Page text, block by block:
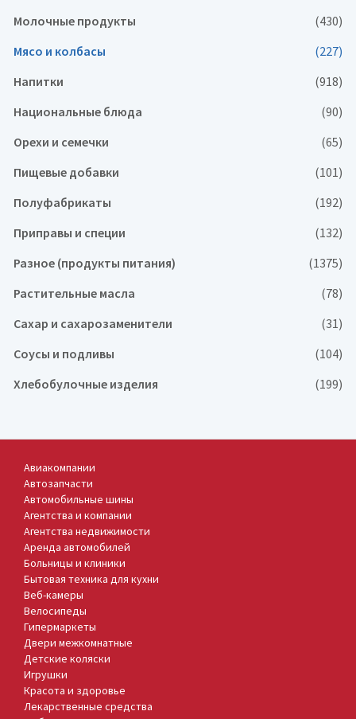
Молочные продукты
(430)
Мясо и колбасы
(227)
Напитки
(918)
Национальные блюда
(90)
Орехи и семечки
(65)
Пищевые добавки
(101)
Полуфабрикаты
(192)
Приправы и специи
(132)
Разное (продукты питания)
(1375)
Растительные масла
(78)
Сахар и сахарозаменители
(31)
Соусы и подливы
(104)
Хлебобулочные изделия
(199)
Авиакомпании
Автозапчасти
Автомобильные шины
Агентства и компании
Агентства недвижимости
Аренда автомобилей
Больницы и клиники
Бытовая техника для кухни
Веб-камеры
Велосипеды
Гипермаркеты
Двери межкомнатные
Детские коляски
Игрушки
Красота и здоровье
Лекарственные средства